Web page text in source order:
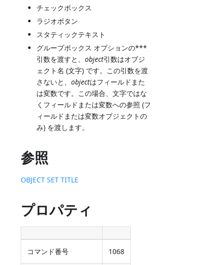
チェックボックス
ラジオボタン
スタティックテキスト
グループボックス オプションの***
引数を渡すと、object引数はオブジ
ェクト名 (文字) です。この引数を渡
さないと、objectはフィールドまた
は変数です。この場合、文字ではな
くフィールドまたは変数への参照 (フ
ィールドまたは変数オブジェクトの
み) を渡します。
参照
OBJECT SET TITLE
プロパティ
コマンド番号 1068